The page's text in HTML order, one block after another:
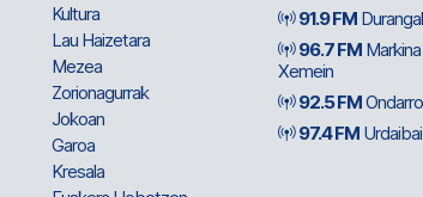
Kultura
Lau Haizetara
Mezea
Zorionagurrak
Jokoan
Garoa
Kresala
91.9 FM
96.7 FM Markina
Xemein
92.5 FM
97.4 FM Urdaibai